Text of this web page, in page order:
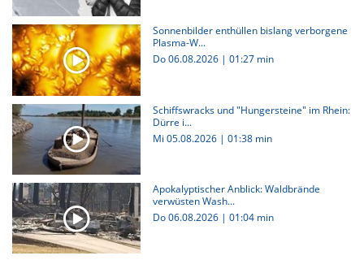
Sonnenbilder enthüllen bislang verborgene
Plasma-W...
Do 06.08.2026 | 01:27 min
Schiffswracks und "Hungersteine" im Rhein:
Dürre i...
Mi 05.08.2026 | 01:38 min
Apokalyptischer Anblick: Waldbrände
verwüsten Wash...
Do 06.08.2026 | 01:04 min